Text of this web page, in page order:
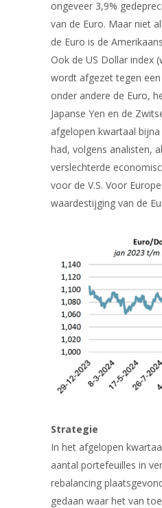
ongeveer 3,9%
van de Euro. Maar niet
de Euro is de
Ook de US Dollar index
wordt afgezet tegen
onder andere de Euro,
Japanse Yen en de
afgelopen kwartaal
had, volgens analisten,
verslechterde
voor de V.S. Voor
waardestijging van de
Strategie
In het afgelopen
aantal portefeuilles in
rebalancing
gedaan waar het van